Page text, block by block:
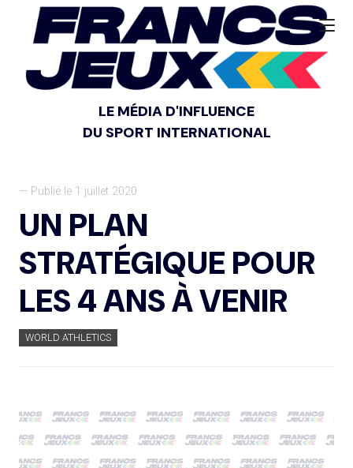
LE MÉDIA D'INFLUENCE
DU SPORT INTERNATIONAL
— Publié le 1 juillet 2020
UN PLAN
STRATÉGIQUE POUR
LES 4 ANS À VENIR
WORLD ATHLETICS